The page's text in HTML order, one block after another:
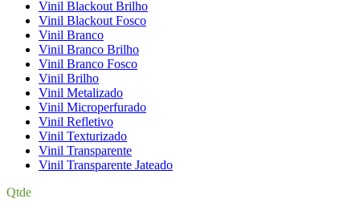
Vinil Blackout Brilho
Vinil Blackout Fosco
Vinil Branco
Vinil Branco Brilho
Vinil Branco Fosco
Vinil Brilho
Vinil Metalizado
Vinil Microperfurado
Vinil Refletivo
Vinil Texturizado
Vinil Transparente
Vinil Transparente Jateado
Qtde